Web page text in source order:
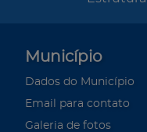
Município
Dados do Município
Email para contato
Galeria de fotos